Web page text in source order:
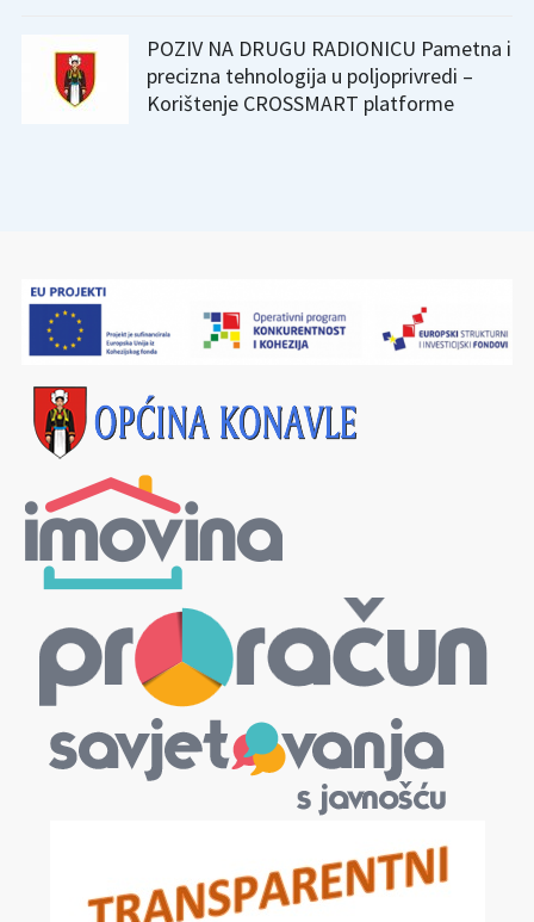
POZIV NA DRUGU RADIONICU Pametna i
precizna tehnologija u poljoprivredi –
Korištenje CROSSMART platforme